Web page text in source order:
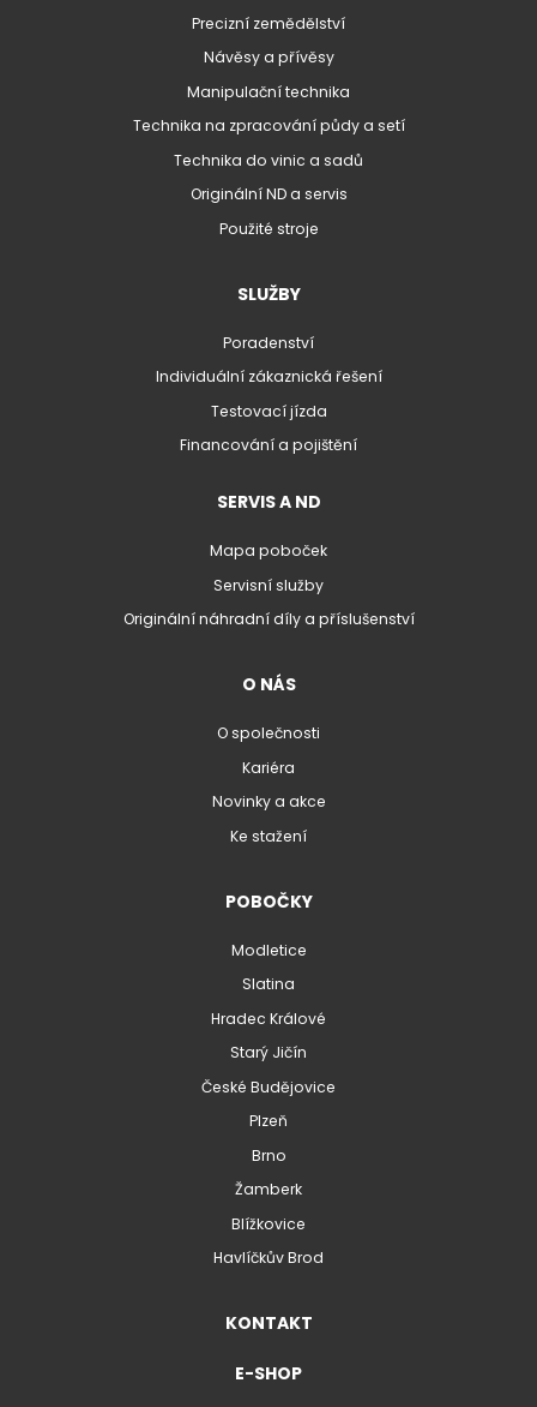
Precizní zemědělství
Návěsy a přívěsy
Manipulační technika
Technika na zpracování půdy a setí
Technika do vinic a sadů
Originální ND a servis
Použité stroje
SLUŽBY
Poradenství
Individuální zákaznická řešení
Testovací jízda
Financování a pojištění
SERVIS A ND
Mapa poboček
Servisní služby
Originální náhradní díly a příslušenství
O NÁS
O společnosti
Kariéra
Novinky a akce
Ke stažení
POBOČKY
Modletice
Slatina
Hradec Králové
Starý Jičín
České Budějovice
Plzeň
Brno
Žamberk
Blížkovice
Havlíčkův Brod
KONTAKT
E-SHOP